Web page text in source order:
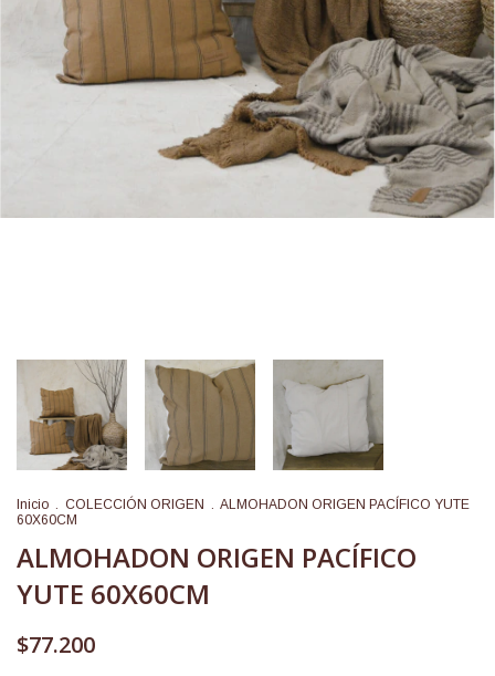
Inicio . COLECCIÓN ORIGEN . ALMOHADON ORIGEN PACÍFICO YUTE
60X60CM
ALMOHADON ORIGEN PACÍFICO
YUTE 60X60CM
$77.200